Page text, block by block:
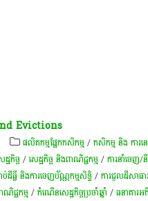
Evictions
​ផលិតកម្ម​ផ្នែក​កសិកម្ម​/កសិកម្ម​ និង​ ការ​
កិច្ច/សេដ្ឋកិច្ច និងពាណិជ្ជកម្ម/ការនាំចេ
ប់​ដីធ្លី និង​ការចេញ​ប័ណ្ណកម្មសិទ្ធិ​/ការជួលដីសាធ
ជ្ជកម្ម/កំណើនសេដ្ឋកិច្ចប្រចាំឆ្នាំ /ធនាគារ